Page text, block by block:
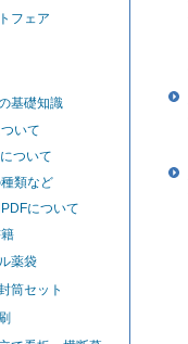
フェア
基礎知識
いて
ついて
類など
について
薬袋
筒セット